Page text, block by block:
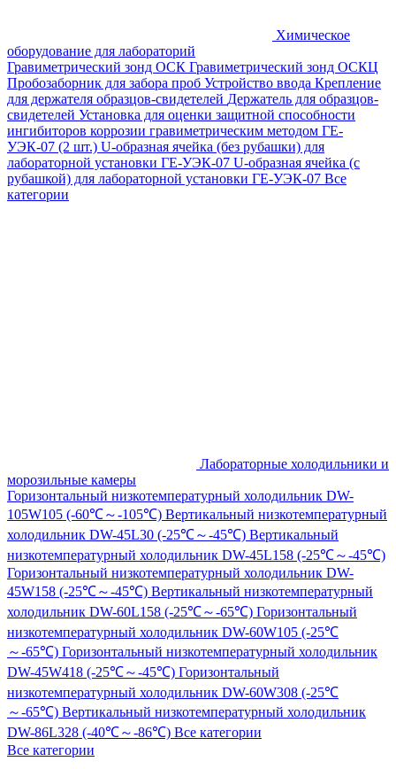
Химическое
оборудование для лабораторий
Гравиметрический зонд ОСК Гравиметрический зонд ОСКЦ
Пробозаборник для забора проб Устройство ввода Крепление
для держателя образцов-свидетелей Держатель для образцов-
свидетелей Установка для оценки защитной способности
ингибиторов коррозии гравиметрическим методом ГЕ-
УЭК-07 (2 шт.) U-образная ячейка (без рубашки) для
лабораторной установки ГЕ-УЭК-07 U-образная ячейка (с
рубашкой) для лабораторной установки ГЕ-УЭК-07 Все
категории
Лабораторные холодильники и
морозильные камеры
Горизонтальный низкотемпературный холодильник DW-
105W105 (-60℃～-105℃) Вертикальный низкотемпературный
холодильник DW-45L30 (-25℃～-45℃) Вертикальный
низкотемпературный холодильник DW-45L158 (-25℃～-45℃)
Горизонтальный низкотемпературный холодильник DW-
45W158 (-25℃～-45℃) Вертикальный низкотемпературный
холодильник DW-60L158 (-25℃～-65℃) Горизонтальный
низкотемпературный холодильник DW-60W105 (-25℃
～-65℃) Горизонтальный низкотемпературный холодильник
DW-45W418 (-25℃～-45℃) Горизонтальный
низкотемпературный холодильник DW-60W308 (-25℃
～-65℃) Вертикальный низкотемпературный холодильник
DW-86L328 (-40℃～-86℃) Все категории
Все категории